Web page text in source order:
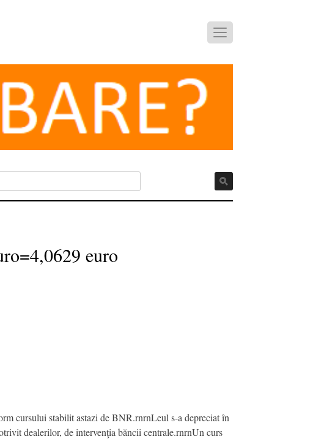
euro
cursului stabilit astazi de BNR.rnrnLeul s-a depreciat în
dealerilor, de intervenţia băncii centrale.rnrnUn curs